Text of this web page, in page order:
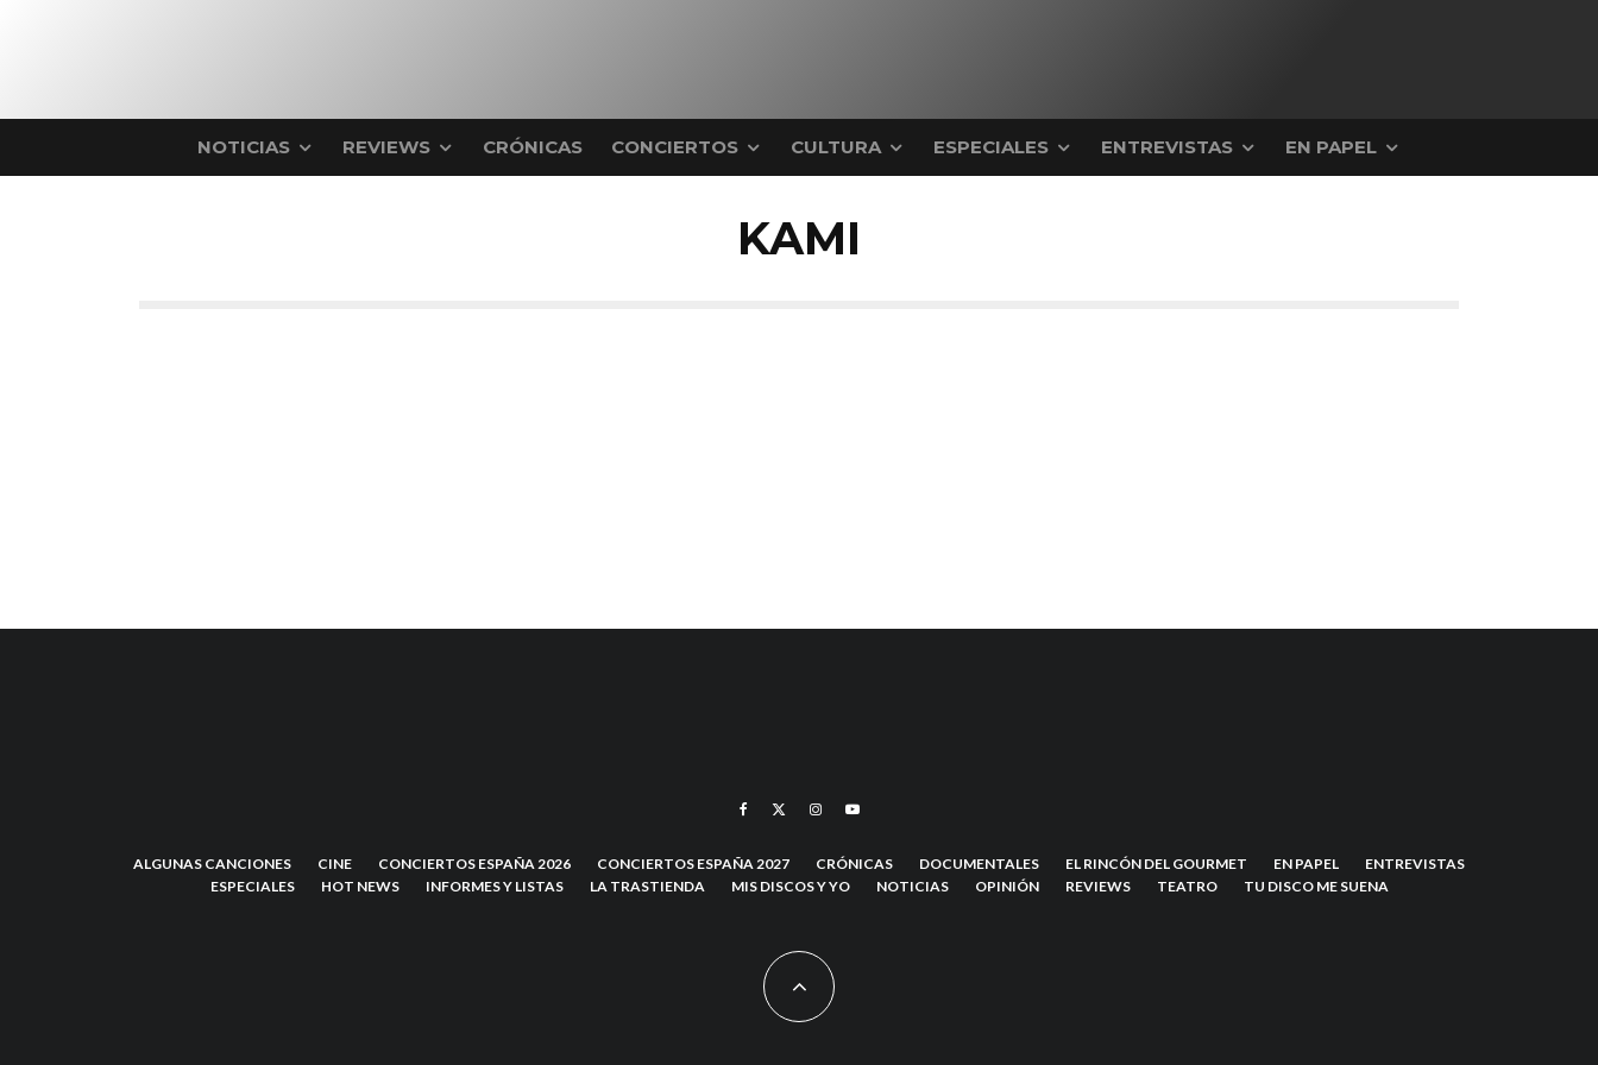
NOTICIAS REVIEWS CRÓNICAS CONCIERTOS CULTURA ESPECIALES ENTREVISTAS EN PAPEL
KAMI
ALGUNAS CANCIONES CINE CONCIERTOS ESPAÑA 2026 CONCIERTOS ESPAÑA 2027 CRÓNICAS DOCUMENTALES EL RINCÓN DEL GOURMET EN PAPEL
ENTREVISTAS
ESPECIALES
HOT NEWS INFORMES Y LISTAS LA TRASTIENDA MIS DISCOS Y YO NOTICIAS OPINIÓN REVIEWS TEATRO TU DISCO ME SUENA